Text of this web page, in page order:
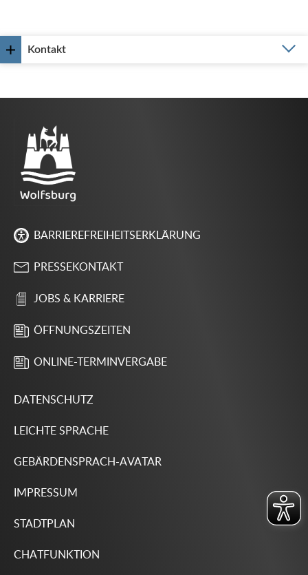
Kontakt
BARRIEREFREIHEITSERKLÄRUNG
PRESSEKONTAKT
JOBS & KARRIERE
ÖFFNUNGSZEITEN
ONLINE-TERMINVERGABE
DATENSCHUTZ
LEICHTE SPRACHE
GEBÄRDENSPRACH-AVATAR
IMPRESSUM
STADTPLAN
CHATFUNKTION